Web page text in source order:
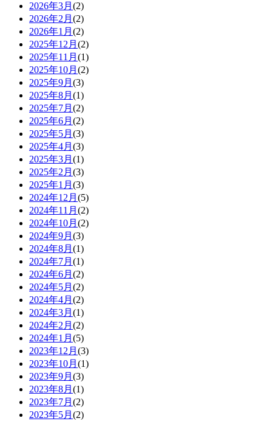
2026年3月 (2)
2026年2月 (2)
2026年1月 (2)
2025年12月 (2)
2025年11月 (1)
2025年10月 (2)
2025年9月 (3)
2025年8月 (1)
2025年7月 (2)
2025年6月 (2)
2025年5月 (3)
2025年4月 (3)
2025年3月 (1)
2025年2月 (3)
2025年1月 (3)
2024年12月 (5)
2024年11月 (2)
2024年10月 (2)
2024年9月 (3)
2024年8月 (1)
2024年7月 (1)
2024年6月 (2)
2024年5月 (2)
2024年4月 (2)
2024年3月 (1)
2024年2月 (2)
2024年1月 (5)
2023年12月 (3)
2023年10月 (1)
2023年9月 (3)
2023年8月 (1)
2023年7月 (2)
2023年5月 (2)